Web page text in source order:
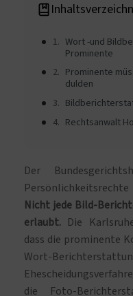
Wort -und
Prominente
Prominente
dulden
Rechtsanwalt
Der
Nicht jede Bild-
erlaubt. Die
dass die prominente
Wort-
die Foto-